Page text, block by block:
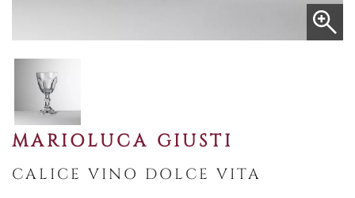
MARIOLUCA GIUSTI
CALICE VINO DOLCE VITA